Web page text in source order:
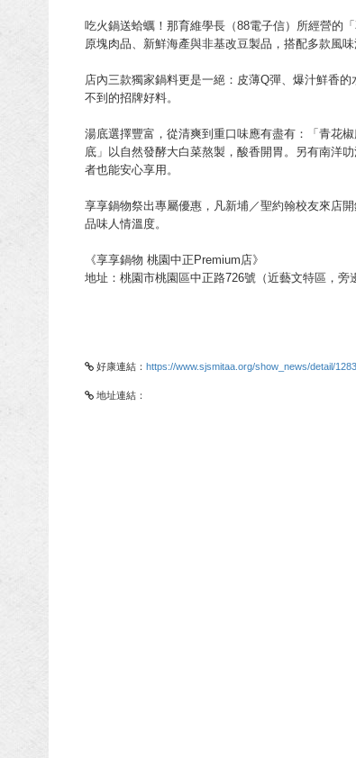
吃火鍋送蛤蠣！那育維學長（88電子信）所經營的
原塊肉品、新鮮海產與非基改豆製品，搭配多款風
店內三款獨家鍋料更是一絕：皮薄Q彈、爆汁鮮香
不到的招牌好料。
湯底選擇豐富，從清爽到重口味應有盡有：「青花
底」以自然發酵大白菜熬製，酸香開胃。另有南洋
者也能安心享用。
享享鍋物祭出專屬優惠，凡新埔／聖約翰校友來店
品味人情溫度。
《享享鍋物 桃園中正Premium店》
地址：桃園市桃園區中正路726號（近藝文特區，旁
好康連結： https://www.sjsmitaa.org/show_news/detail/1283
地址連結：